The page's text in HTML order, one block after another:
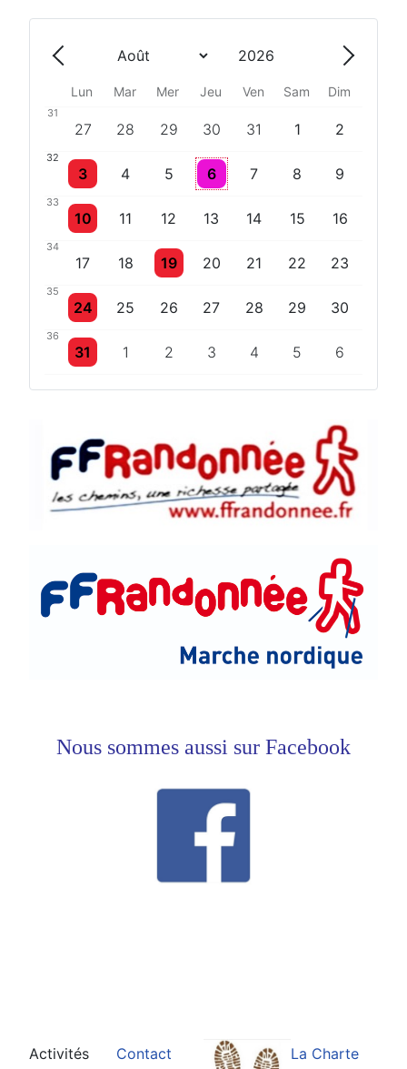
Nous sommes aussi sur Facebook
Précédent - Mois
Mois
Année
Suivant
Lun Mar Mer Jeu Ven Sam Dim
31
27
Un évènement
28
Un évènement
29 30 31 1 2
32
3
Un évènement
4 5 6
Un évènement
7 8 9
33
10
Un évènement
11 12 13 14 15 16
34
17 18 19
Un évènement
20 21 22 23
35
24
Un évènement
25 26 27 28 29 30
36
31
Un évènement
1 2 3 4 5 6
Activités Contact
La Charte